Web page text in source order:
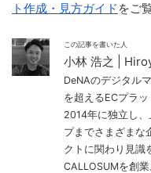
ト作成・見方ガイド をご
この記事を書いた人
小林 浩之 |
DeNAのデジタル
を超えるECプラ
2014年に独立し
プまでさまざまな
クトに関わり見識
CALLOSUMを創業